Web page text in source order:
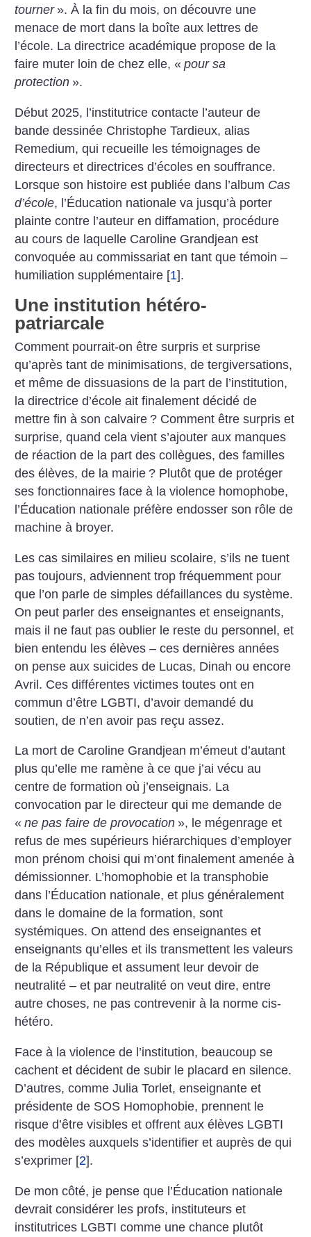
tourner ». À la fin du mois, on découvre une
menace de mort dans la boîte aux lettres de
l’école. La directrice académique propose de la
faire muter loin de chez elle, « pour sa
protection ».
Début 2025, l’institutrice contacte l’auteur de
bande dessinée Christophe Tardieux, alias
Remedium, qui recueille les témoignages de
directeurs et directrices d’écoles en souffrance.
Lorsque son histoire est publiée dans l’album Cas
d’école, l’Éducation nationale va jusqu’à porter
plainte contre l’auteur en diffamation, procédure
au cours de laquelle Caroline Grandjean est
convoquée au commissariat en tant que témoin –
humiliation supplémentaire [1].
Une institution hétéro-
patriarcale
Comment pourrait-on être surpris et surprise
qu’après tant de minimisations, de tergiversations,
et même de dissuasions de la part de l’institution,
la directrice d’école ait finalement décidé de
mettre fin à son calvaire ? Comment être surpris et
surprise, quand cela vient s’ajouter aux manques
de réaction de la part des collègues, des familles
des élèves, de la mairie ? Plutôt que de protéger
ses fonctionnaires face à la violence homophobe,
l’Éducation nationale préfère endosser son rôle de
machine à broyer.
Les cas similaires en milieu scolaire, s’ils ne tuent
pas toujours, adviennent trop fréquemment pour
que l’on parle de simples défaillances du système.
On peut parler des enseignantes et enseignants,
mais il ne faut pas oublier le reste du personnel, et
bien entendu les élèves – ces dernières années
on pense aux suicides de Lucas, Dinah ou encore
Avril. Ces différentes victimes toutes ont en
commun d’être LGBTI, d’avoir demandé du
soutien, de n’en avoir pas reçu assez.
La mort de Caroline Grandjean ­m’émeut d’autant
plus qu’elle me ramène à ce que j’ai vécu au
centre de formation où j’enseignais. La
convocation par le directeur qui me demande de
« ne pas faire de provocation », le mégenrage et
refus de mes supérieurs hiérarchiques d’employer
mon prénom choisi qui m’ont finalement amenée à
démissionner. L’homophobie et la transphobie
dans l’Éducation nationale, et plus généralement
dans le domaine de la formation, sont
systémiques. On attend des enseignantes et
enseignants qu’elles et ils transmettent les valeurs
de la République et assument leur devoir de
neutralité – et par neutralité on veut dire, entre
autre choses, ne pas contrevenir à la norme cis-
hétéro.
Face à la violence de l’institution, beaucoup se
cachent et décident de subir le placard en silence.
D’autres, comme Julia Torlet, enseignante et
présidente de SOS Homophobie, prennent le
risque d’être visibles et offrent aux élèves LGBTI
des modèles auxquels ­s’identifier et auprès de qui
s’exprimer [2].
De mon côté, je pense que l’Éducation nationale
devrait considérer les profs, instituteurs et
institutrices LGBTI comme une chance plutôt